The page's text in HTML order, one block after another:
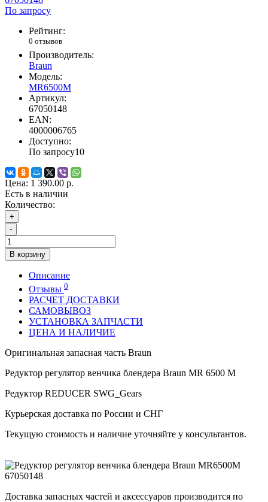
По запросу
Рейтинг:
0 отзывов
Производитель:
Braun
Модель:
MR6500M
Артикул:
67050148
EAN:
4000006765
Доступно:
По запросу10
Цена: 1 390.00 р.
Есть в наличии
Количество:
+
-
В корзину
Описание
Отзывы 0
РАСЧЕТ ДОСТАВКИ
САМОВЫВОЗ
УСТАНОВКА ЗАПЧАСТИ
ЦЕНА И НАЛИЧИЕ
Оригинальная запасная часть Braun
Редуктор регулятор венчика блендера Braun MR 6500 M
Редуктор REDUCER SWG_Gears
Курьерская доставка по России и СНГ
Текущую стоимость и наличие уточняйте у консультантов.
Доставка запасных частей и аксессуаров производится по